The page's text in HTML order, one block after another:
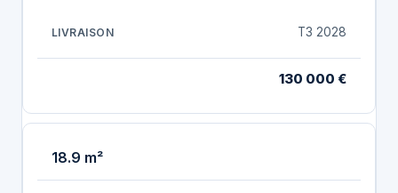
T3 2028
130 000 €
18.9 m²